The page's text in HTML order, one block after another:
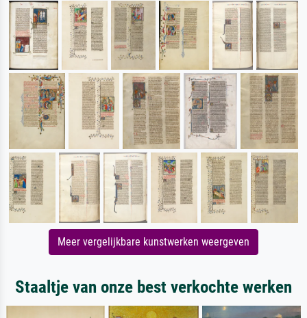
Meer vergelijkbare kunstwerken weergeven
Staaltje van onze best verkochte werken